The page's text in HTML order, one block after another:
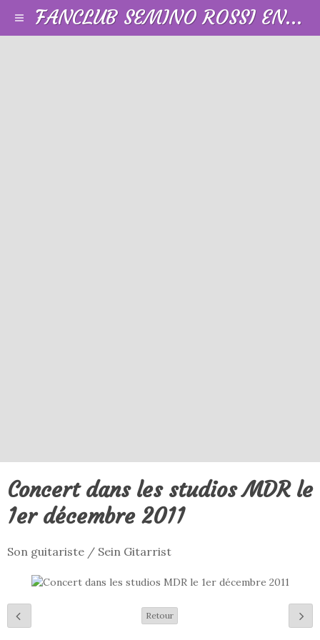
FANCLUB SEMINO ROSSI EN FRANCE
Concert dans les studios MDR le
1er décembre 2011
Son guitariste / Sein Gitarrist
Retour